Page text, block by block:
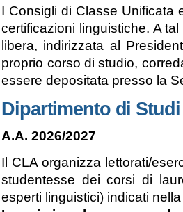
I Consigli di Classe Unificata
certificazioni linguistiche. A
libera, indirizzata al
proprio corso di studio,
essere depositata presso la
Dipartimento di
A.A. 2026/2027
Il CLA organizza lettorati/
studentesse dei corsi di
esperti linguistici) indicati